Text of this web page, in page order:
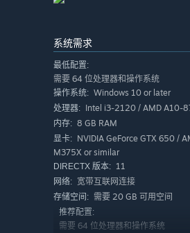
系统需求
最低配置:
需要 64 位处理器和操作系统
操作系统: Windows 10 or later
处理器: Intel i3-2120 / AMD A10-
内存: 8 GB RAM
显卡: NVIDIA GeForce GTX 650 /
M375X or similar
DIRECTX 版本: 11
网络: 宽带互联网连接
存储空间: 需要 20 GB 可用空间
推荐配置:
需要 64 位处理器和操作系统